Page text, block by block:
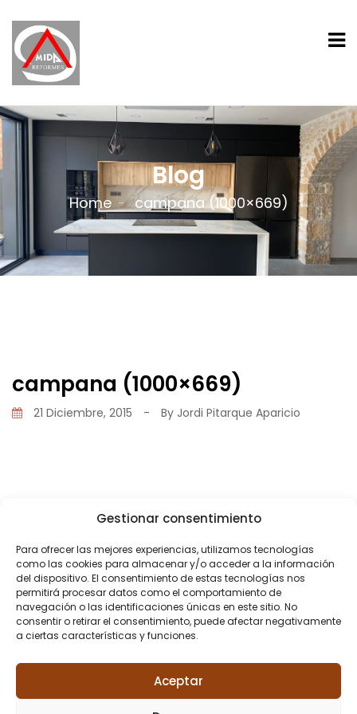
Gestionar consentimiento
Para ofrecer las mejores experiencias, utilizamos tecnologías
como las cookies para almacenar y/o acceder a la información
del dispositivo. El consentimiento de estas tecnologías nos
permitirá procesar datos como el comportamiento de
navegación o las identificaciones únicas en este sitio. No
consentir o retirar el consentimiento, puede afectar negativamente
a ciertas características y funciones.
Aceptar
Blog
Home campana (1000×669)
campana (1000×669)
21 Diciembre, 2015 - By Jordi Pitarque Aparicio
PREVIOUS POST
Reforma cocina